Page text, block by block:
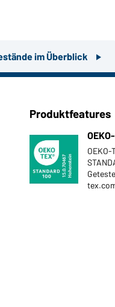
im Überblick
Produktfeatures
OEKO-